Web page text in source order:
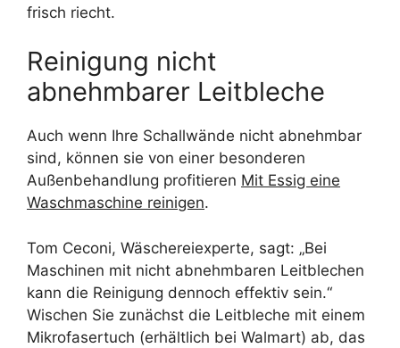
frisch riecht.
Reinigung nicht
abnehmbarer Leitbleche
Auch wenn Ihre Schallwände nicht abnehmbar
sind, können sie von einer besonderen
Außenbehandlung profitieren Mit Essig eine
Waschmaschine reinigen.
Tom Ceconi, Wäschereiexperte, sagt: „Bei
Maschinen mit nicht abnehmbaren Leitblechen
kann die Reinigung dennoch effektiv sein.“
Wischen Sie zunächst die Leitbleche mit einem
Mikrofasertuch (erhältlich bei Walmart) ab, das